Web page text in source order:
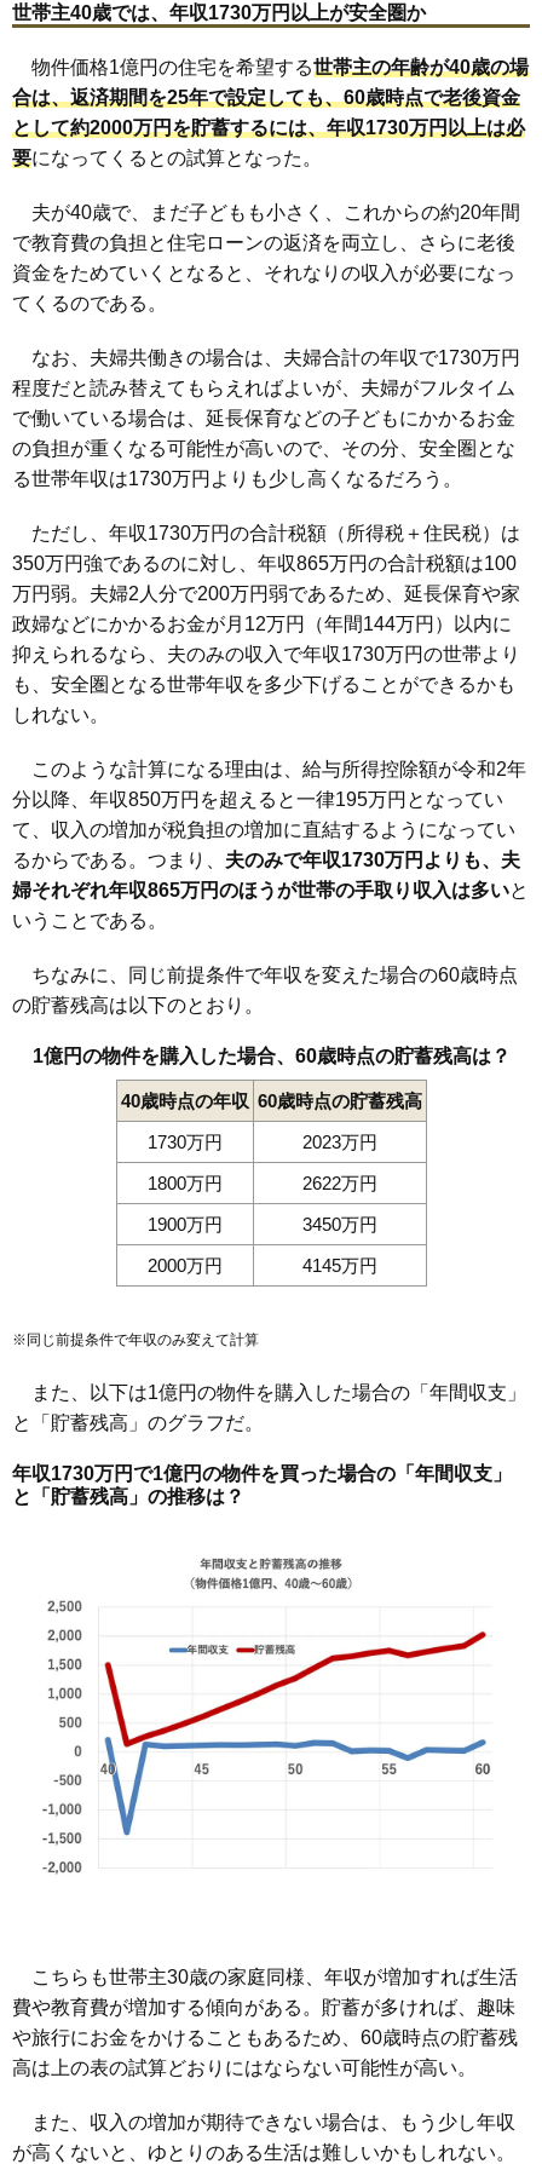
世帯主40歳では、年収1730万円以上が安全圏か
物件価格1億円の住宅を希望する世帯主の年齢が40歳の場
合は、返済期間を25年で設定しても、60歳時点で老後資金
として約2000万円を貯蓄するには、年収1730万円以上は必
要になってくるとの試算となった。
夫が40歳で、まだ子どもも小さく、これからの約20年間
で教育費の負担と住宅ローンの返済を両立し、さらに老後
資金をためていくとなると、それなりの収入が必要になっ
てくるのである。
なお、夫婦共働きの場合は、夫婦合計の年収で1730万円
程度だと読み替えてもらえればよいが、夫婦がフルタイム
で働いている場合は、延長保育などの子どもにかかるお金
の負担が重くなる可能性が高いので、その分、安全圏とな
る世帯年収は1730万円よりも少し高くなるだろう。
ただし、年収1730万円の合計税額（所得税＋住民税）は
350万円強であるのに対し、年収865万円の合計税額は100
万円弱。夫婦2人分で200万円弱であるため、延長保育や家
政婦などにかかるお金が月12万円（年間144万円）以内に
抑えられるなら、夫のみの収入で年収1730万円の世帯より
も、安全圏となる世帯年収を多少下げることができるかも
しれない。
このような計算になる理由は、給与所得控除額が令和2年
分以降、年収850万円を超えると一律195万円となってい
て、収入の増加が税負担の増加に直結するようになってい
るからである。つまり、 夫のみで年収1730万円よりも、夫
婦それぞれ年収865万円のほうが世帯の手取り収入は多いと
いうことである。
ちなみに、同じ前提条件で年収を変えた場合の60歳時点
の貯蓄残高は以下のとおり。
1億円の物件を購入した場合、60歳時点の貯蓄残高は？
40歳時点の年収 60歳時点の貯蓄残高
1730万円
2023万円
1800万円
2622万円
1900万円
3450万円
2000万円
4145万円
※同じ前提条件で年収のみ変えて計算
また、以下は1億円の物件を購入した場合の「年間収支」
と「貯蓄残高」のグラフだ。
年収1730万円で1億円の物件を買った場合の「年間収支」
と「貯蓄残高」の推移は？
こちらも世帯主30歳の家庭同様、年収が増加すれば生活
費や教育費が増加する傾向がある。貯蓄が多ければ、趣味
や旅行にお金をかけることもあるため、60歳時点の貯蓄残
高は上の表の試算どおりにはならない可能性が高い。
また、収入の増加が期待できない場合は、もう少し年収
が高くないと、ゆとりのある生活は難しいかもしれない。